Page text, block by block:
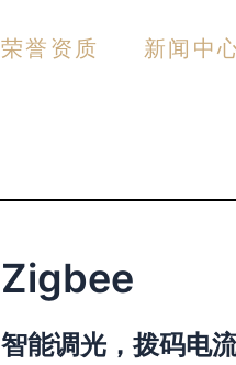
荣誉资质 新闻中
Zigbee
智能调光，拨码电